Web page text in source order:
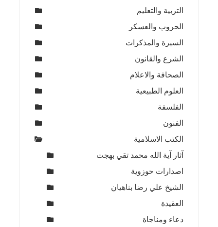
التربية والتعليم
الحروب والعسكر
السيرة والمذكرات
الشرع والقانون
الصحافة والاعلام
العلوم الطبيعية
الفلسفة
الفنون
الكتب الاسلامية
آثار آية الله محمد تقي بهجت
اصدارات حوزوية
الشيخ علي رضا بناهيان
العقيدة
دعاء ومناجاة